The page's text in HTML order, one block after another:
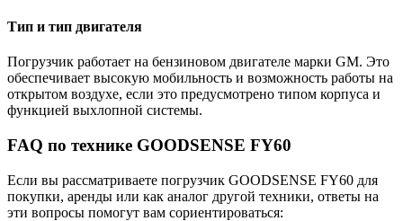
Тип и тип двигателя
Погрузчик работает на бензиновом двигателе марки GM. Это
обеспечивает высокую мобильность и возможность работы на
открытом воздухе, если это предусмотрено типом корпуса и
функцией выхлопной системы.
FAQ по технике GOODSENSE FY60
Если вы рассматриваете погрузчик GOODSENSE FY60 для
покупки, аренды или как аналог другой техники, ответы на
эти вопросы помогут вам сориентироваться: